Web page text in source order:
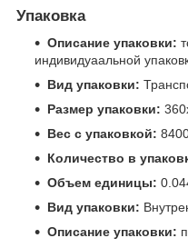
Упаковка
Описание упаковки:
индивидуаальной
Вид упаковки:
Размер упаковки:
Вес с упаковкой:
Количество в
Объем единицы:
Вид упаковки:
Описание упаковки: